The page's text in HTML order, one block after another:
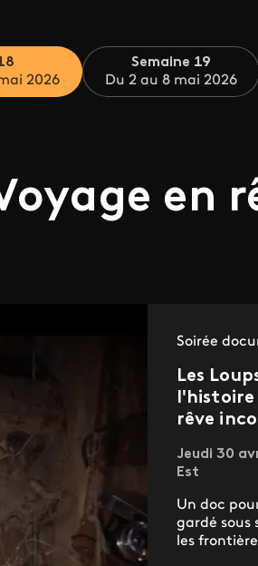
2026
Semaine 19
Du 2 au 8 mai 2026
en
Soirée
Les
l'histoire
rêve
Jeudi 30
Est
Un doc
gardé sous
les